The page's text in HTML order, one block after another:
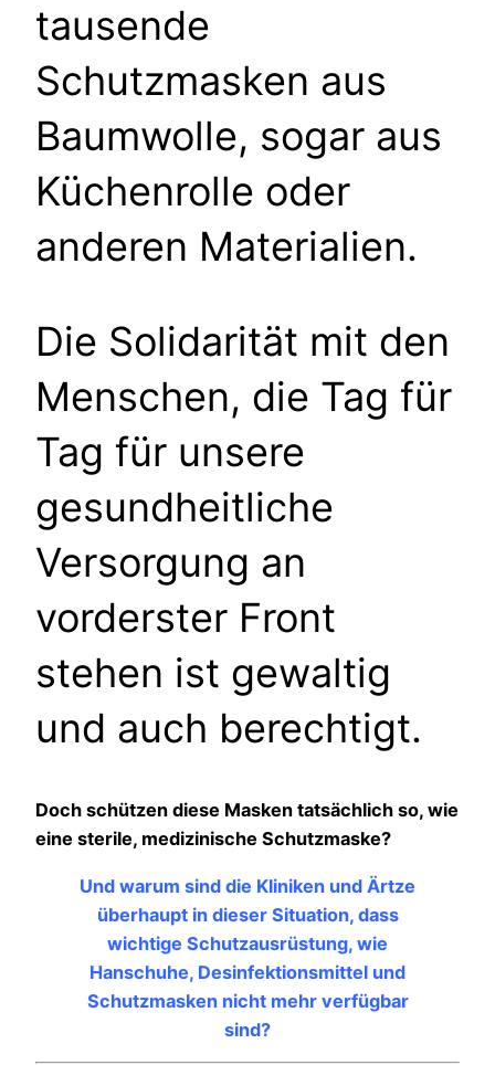
tausende
Schutzmasken aus
Baumwolle, sogar aus
Küchenrolle oder
anderen Materialien.
Die Solidarität mit den
Menschen, die Tag für
Tag für unsere
gesundheitliche
Versorgung an
vorderster Front
stehen ist gewaltig
und auch berechtigt.
Doch schützen diese Masken tatsächlich so, wie
eine sterile, medizinische Schutzmaske?
Und warum sind die Kliniken und Ärtze
überhaupt in dieser Situation, dass
wichtige Schutzausrüstung, wie
Hanschuhe, Desinfektionsmittel und
Schutzmasken nicht mehr verfügbar
sind?